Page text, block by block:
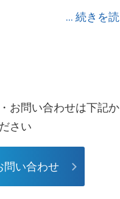
... 続きを
お問い合わせは下記
さい
問い合わせ